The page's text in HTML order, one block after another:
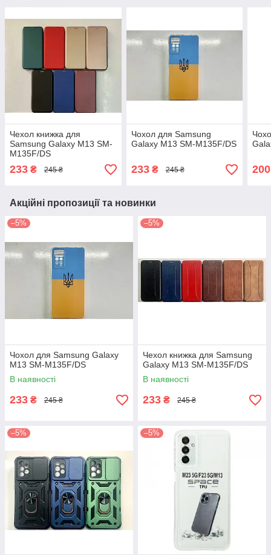
Чехол книжка для
Samsung Galaxy M13 SM-
M135F/DS
233 ₴ 245 ₴
Чохол для Samsung
Galaxy M13 SM-M135F/DS
233₴ 245 ₴ 200
Акційні пропозиції та новинки
–5%
Чохол для Samsung Galaxy
M13 SM-M135F/DS
В наявності
233 ₴ 245 ₴
–5%
Чехол книжка для Samsung
Galaxy M13 SM-M135F/DS
В наявності
233 ₴ 245 ₴
–5% –5%